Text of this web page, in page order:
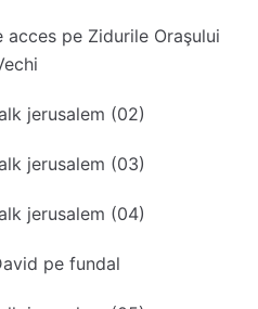
pe Zidurile Oraşului
pe fundal